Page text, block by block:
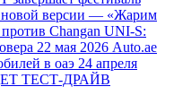
новой версии — «Жарим
Changan UNI-S:
22 мая 2026 Auto.ae
в оаэ 24 апреля
ТЕСТ-ДРАЙВ